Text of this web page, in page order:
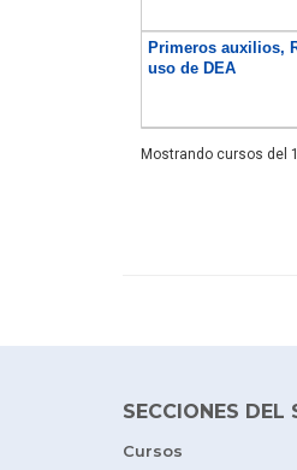
Primeros auxilios,
uso de DEA
Mostrando cursos del
SECCIONES DEL
Cursos